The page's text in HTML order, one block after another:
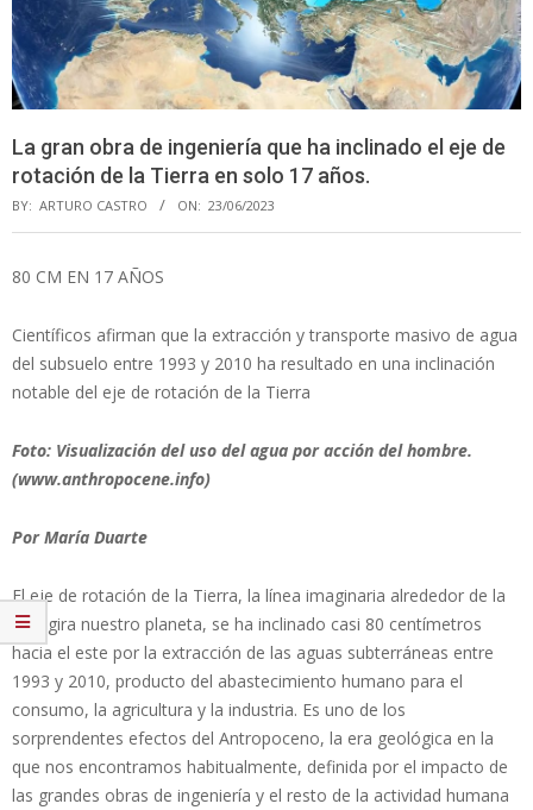
La gran obra de ingeniería que ha inclinado el eje de
rotación de la Tierra en solo 17 años.
BY: ARTURO CASTRO ON: 23/06/2023
80 CM EN 17 AÑOS
Científicos afirman que la extracción y transporte masivo de agua
del subsuelo entre 1993 y 2010 ha resultado en una inclinación
notable del eje de rotación de la Tierra
Foto: Visualización del uso del agua por acción del hombre.
(www.anthropocene.info)
Por María Duarte
El eje de rotación de la Tierra, la línea imaginaria alrededor de la
cual gira nuestro planeta, se ha inclinado casi 80 centímetros
hacia el este por la extracción de las aguas subterráneas entre
1993 y 2010, producto del abastecimiento humano para el
consumo, la agricultura y la industria. Es uno de los
sorprendentes efectos del Antropoceno, la era geológica en la
que nos encontramos habitualmente, definida por el impacto de
las grandes obras de ingeniería y el resto de la actividad humana